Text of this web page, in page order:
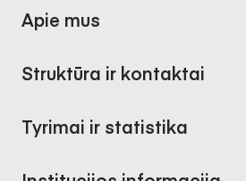
Apie mus
Struktūra ir kontaktai
Tyrimai ir statistika